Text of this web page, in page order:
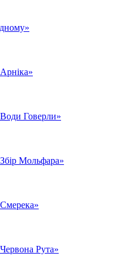
Говерли»
Мольфара»
Рута»